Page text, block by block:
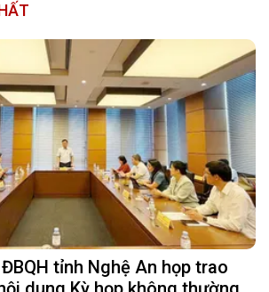
tỉnh Nghệ An họp trao